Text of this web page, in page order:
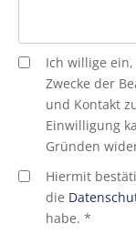
Ich willige
Zwecke der
und Kontakt
Einwilligung
Gründen
Hiermit
die
habe. *